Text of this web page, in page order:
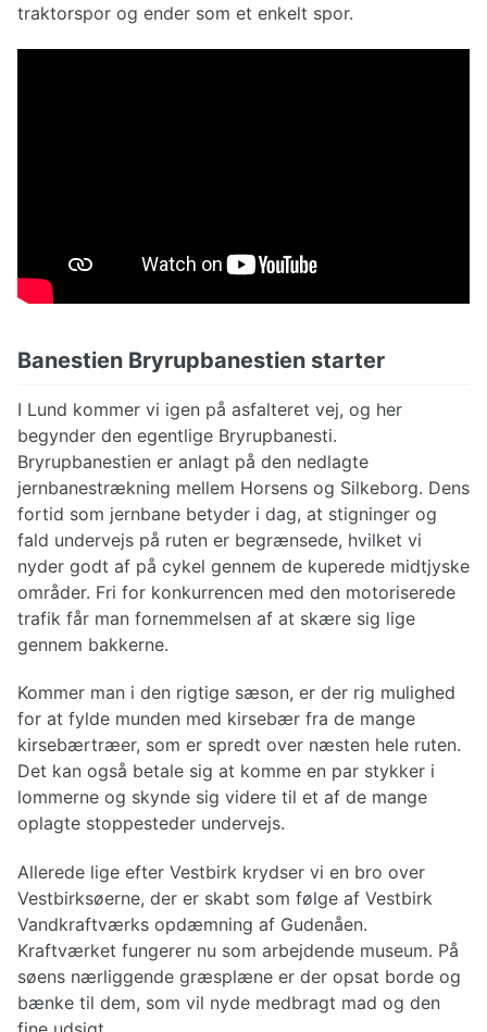
traktorspor og ender som et enkelt spor.
Banestien Bryrupbanestien starter
I Lund kommer vi igen på asfalteret vej, og her
begynder den egentlige Bryrupbanesti.
Bryrupbanestien er anlagt på den nedlagte
jernbanestrækning mellem Horsens og Silkeborg. Dens
fortid som jernbane betyder i dag, at stigninger og
fald undervejs på ruten er begrænsede, hvilket vi
nyder godt af på cykel gennem de kuperede midtjyske
områder. Fri for konkurrencen med den motoriserede
trafik får man fornemmelsen af at skære sig lige
gennem bakkerne.
Kommer man i den rigtige sæson, er der rig mulighed
for at fylde munden med kirsebær fra de mange
kirsebærtræer, som er spredt over næsten hele ruten.
Det kan også betale sig at komme en par stykker i
lommerne og skynde sig videre til et af de mange
oplagte stoppesteder undervejs.
Allerede lige efter Vestbirk krydser vi en bro over
Vestbirksøerne, der er skabt som følge af Vestbirk
Vandkraftværks opdæmning af Gudenåen.
Kraftværket fungerer nu som arbejdende museum. På
søens nærliggende græsplæne er der opsat borde og
bænke til dem, som vil nyde medbragt mad og den